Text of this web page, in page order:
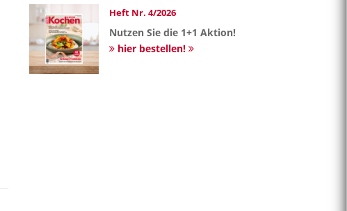
Heft Nr. 4/2026
Nutzen Sie die 1+1 Aktion!
hier bestellen!